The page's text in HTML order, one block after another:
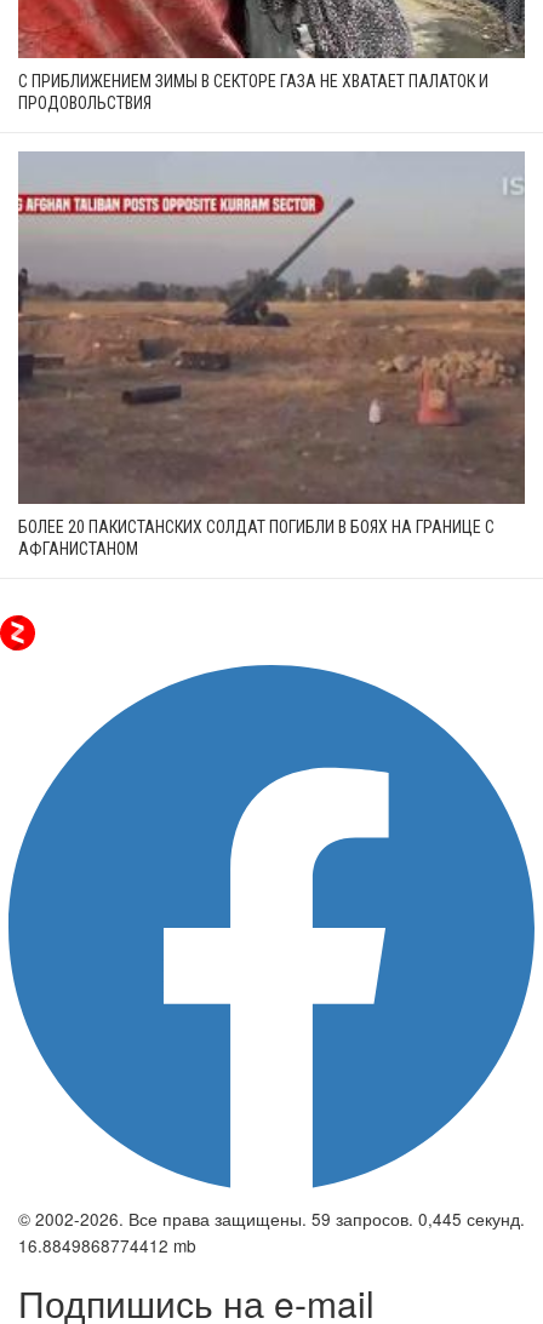
С ПРИБЛИЖЕНИЕМ ЗИМЫ В СЕКТОРЕ ГАЗА НЕ ХВАТАЕТ ПАЛАТОК И
ПРОДОВОЛЬСТВИЯ
БОЛЕЕ 20 ПАКИСТАНСКИХ СОЛДАТ ПОГИБЛИ В БОЯХ НА ГРАНИЦЕ С
АФГАНИСТАНОМ
© 2002-2026. Все права защищены. 59 запросов. 0,445 секунд.
16.8849868774412 mb
Подпишись на e-mail